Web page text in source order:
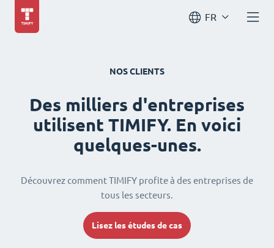
FR
NOS CLIENTS
Des milliers d'entreprises
utilisent TIMIFY. En voici
quelques-unes.
Découvrez comment TIMIFY profite à des entreprises de
tous les secteurs.
Lisez les études de cas